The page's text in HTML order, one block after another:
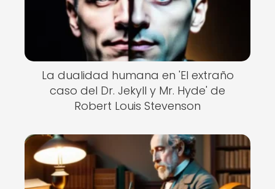
La dualidad humana en 'El extraño
caso del Dr. Jekyll y Mr. Hyde' de
Robert Louis Stevenson